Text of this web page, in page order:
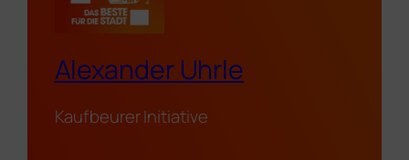
Alexander Uhrle
Kaufbeurer Initiative